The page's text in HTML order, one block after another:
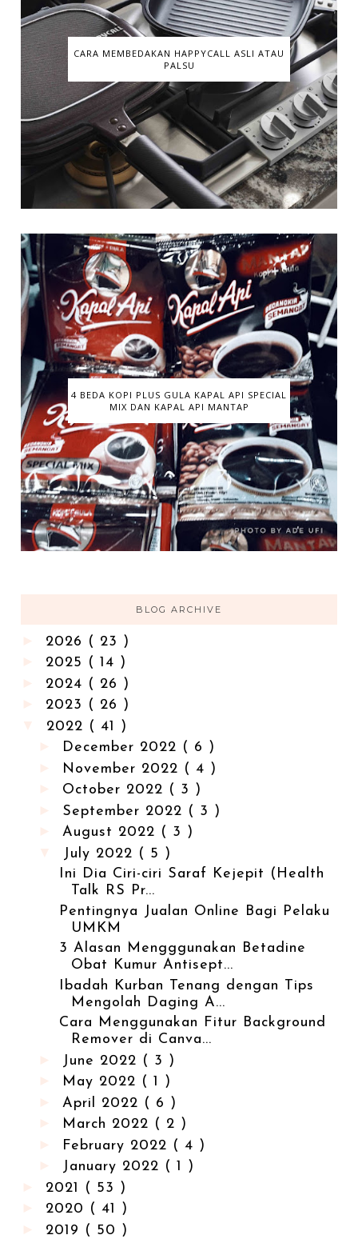
CARA MEMBEDAKAN HAPPYCALL ASLI ATAU
PALSU
4 BEDA KOPI PLUS GULA KAPAL API SPECIAL
MIX DAN KAPAL API MANTAP
BLOG ARCHIVE
2026 ( 23 )
2025 ( 14 )
2024 ( 26 )
2023 ( 26 )
2022 ( 41 )
December 2022 ( 6 )
November 2022 ( 4 )
October 2022 ( 3 )
September 2022 ( 3 )
►August 2022 ( 3 )
July 2022 ( 5 )
Ini Dia Ciri-ciri Saraf Kejepit (Health
Talk RS Pr...
Pentingnya Jualan Online Bagi Pelaku
UMKM
3 Alasan Mengggunakan Betadine
Obat Kumur Antisept...
Ibadah Kurban Tenang dengan Tips
Mengolah Daging A...
Cara Menggunakan Fitur Background
Remover di Canva...
June 2022 ( 3 )
May 2022 ( 1 )
April 2022 ( 6 )
March 2022 ( 2 )
February 2022 ( 4 )
January 2022 ( 1 )
2021 ( 53 )
2020 ( 41 )
2019 ( 50 )